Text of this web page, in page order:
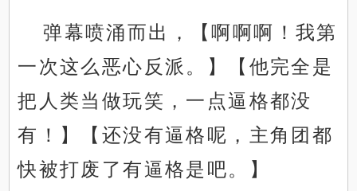
弹幕喷涌而出，【啊啊啊！我第
一次这么恶心反派。】【他完全是
把人类当做玩笑，一点逼格都没
有！】【还没有逼格呢，主角团都
快被打废了有逼格是吧。】